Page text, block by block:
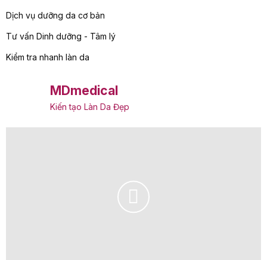
Dịch vụ dưỡng da cơ bản
Tư vấn Dinh dưỡng - Tâm lý
Kiểm tra nhanh làn da
MDmedical
Kiến tạo Làn Da Đẹp